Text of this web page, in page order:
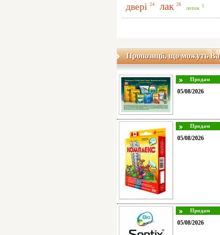
двері 24 лак 26
лоток 5
Пропозиції, що можуть
05/08/2026
05/08/2026
05/08/2026